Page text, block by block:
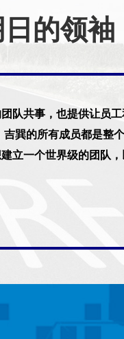
的领袖
队共事，也提供让员
巽的所有成员都是整
立一个世界级的团队